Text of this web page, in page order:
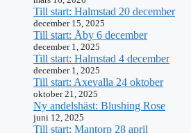
Till start: Halmstad 20 december
december 15, 2025
Till start: Åby 6 december
december 1, 2025
Till start: Halmstad 4 december
december 1, 2025
Till start: Axevalla 24 oktober
oktober 21, 2025
Ny andelshäst: Blushing Rose
juni 12, 2025
Till start: Mantorp 28 april